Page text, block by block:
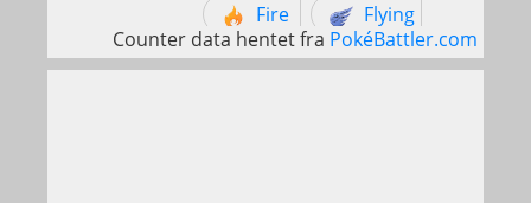
Fire Flying
Angreb: Wing Attack/
Heat Wave
Counter data hentet fra PokéBattler.com